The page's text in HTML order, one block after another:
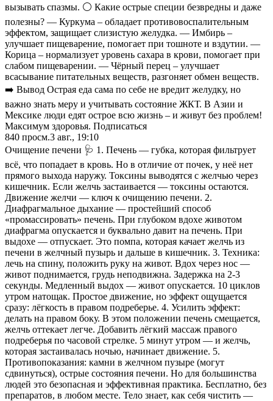
вызывать спазмы. ⚪️ Какие острые специи безвредны и даже
полезны? — Куркума – обладает противовоспалительным
эффектом, защищает слизистую желудка. — Имбирь –
улучшает пищеварение, помогает при тошноте и вздутии. —
Корица – нормализует уровень сахара в крови, помогает при
слабом пищеварении. — Чёрный перец – улучшает
всасывание питательных веществ, разгоняет обмен веществ.
➡️ Вывод Острая еда сама по себе не вредит желудку, но
важно знать меру и учитывать состояние ЖКТ. В Азии и
Мексике люди едят острое всю жизнь – и живут без проблем!
Максимум здоровья. Подписаться
840 просм.3 авг., 19:10
Очищение печени 🩺 1. Печень — губка, которая фильтрует
всё, что попадает в кровь. Но в отличие от почек, у неё нет
прямого выхода наружу. Токсины выводятся с желчью через
кишечник. Если желчь застаивается — токсины остаются.
Движение желчи — ключ к очищению печени. 2.
Диафрагмальное дыхание — простейший способ
«промассировать» печень. При глубоком вдохе животом
диафрагма опускается и буквально давит на печень. При
выдохе — отпускает. Это помпа, которая качает желчь из
печени в желчный пузырь и дальше в кишечник. 3. Техника:
лечь на спину, положить руку на живот. Вдох через нос —
живот поднимается, грудь неподвижна. Задержка на 2-3
секунды. Медленный выдох — живот опускается. 10 циклов
утром натощак. Простое движение, но эффект ощущается
сразу: лёгкость в правом подреберье. 4. Усилить эффект:
делать на правом боку. В этом положении печень смещается,
желчь оттекает легче. Добавить лёгкий массаж правого
подреберья по часовой стрелке. 5 минут утром — и желчь,
которая застаивалась ночью, начинает движение. 5.
Противопоказания: камни в желчном пузыре (могут
сдвинуться), острые состояния печени. Но для большинства
людей это безопасная и эффективная практика. Бесплатно, без
препаратов, в любом месте. Тело знает, как себя чистить —